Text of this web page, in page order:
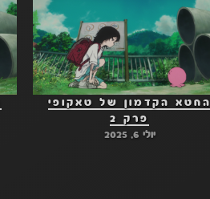
החטא הקדמון של טאקופי
פרק 2
יולי 6, 2025